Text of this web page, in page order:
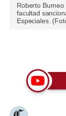
Blogs
Tendencias
Moda
Roberto
facultad
Especiales.